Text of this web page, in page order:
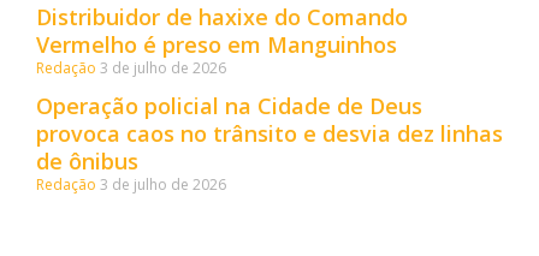
Distribuidor de haxixe do Comando
Vermelho é preso em Manguinhos
Redação 3 de julho de 2026
Operação policial na Cidade de Deus
provoca caos no trânsito e desvia dez linhas
de ônibus
Redação 3 de julho de 2026